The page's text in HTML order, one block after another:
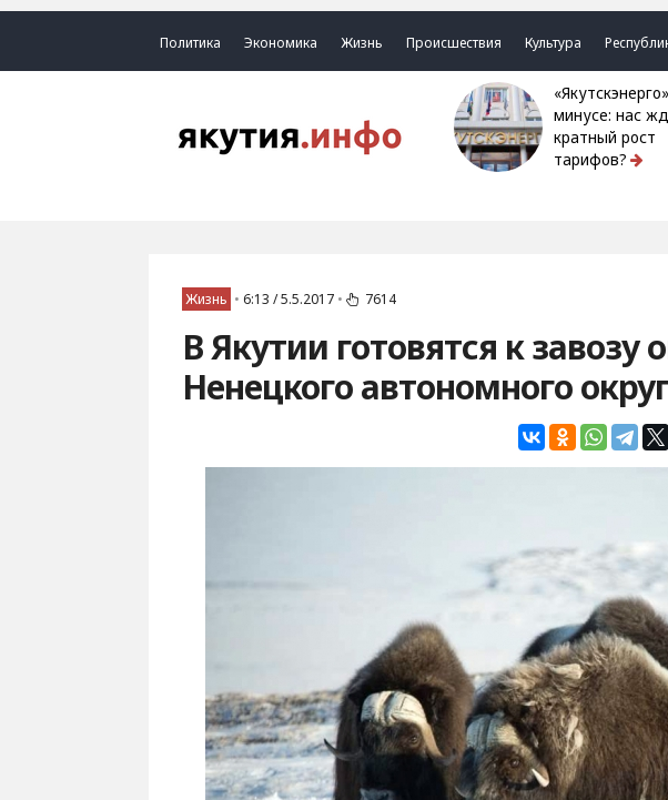
Политика Экономика Жизнь Происшествия Культура
«Якутскэнерго» в
минусе: нас
кратный рост
тарифов?
Жизнь • 6:13 / 5.5.2017 • 7614
В Якутии готовятся к
Ненецкого автономного